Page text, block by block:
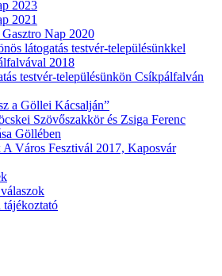
2023
2021
Nap 2020
látogatás testvér-településünkkel
2018
testvér-településünkön Csíkpálfalván
a Göllei Kácsalján”
Szövőszakkör és Zsiga Ferenc
Göllében
Város Fesztivál 2017, Kaposvár
tájékoztató